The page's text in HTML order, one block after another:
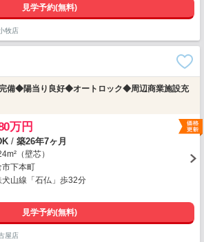
見学予約(無料)
牧店
備◆陽当り良好◆オートロック◆周辺商業施設充
万円
/ 築26年7ヶ月
（壁芯）
市下本町
犬山線「石仏」歩32分
見学予約(無料)
屋店